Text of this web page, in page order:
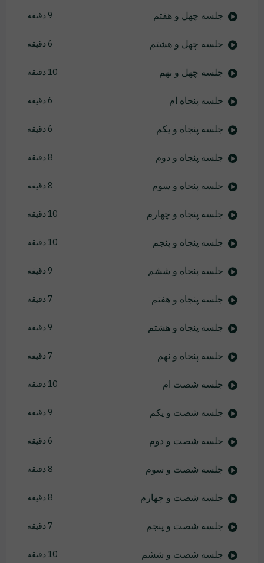
جلسه چهل و هفتم 9 دقیقه
جلسه چهل و هشتم 6 دقیقه
جلسه چهل و نهم 10 دقیقه
جلسه پنجاه ام 6 دقیقه
جلسه پنجاه و یکم 6 دقیقه
جلسه پنجاه و دوم 8 دقیقه
جلسه پنجاه و سوم 8 دقیقه
جلسه پنجاه و چهارم 10 دقیقه
جلسه پنجاه و پنجم 10 دقیقه
جلسه پنجاه و ششم 9 دقیقه
جلسه پنجاه و هفتم 7 دقیقه
جلسه پنجاه و هشتم 9 دقیقه
جلسه پنجاه و نهم 7 دقیقه
جلسه شصت ام 10 دقیقه
جلسه شصت و یکم 9 دقیقه
جلسه شصت و دوم 6 دقیقه
جلسه شصت و سوم 8 دقیقه
جلسه شصت و چهارم 8 دقیقه
جلسه شصت و پنجم 7 دقیقه
جلسه شصت و ششم 10 دقیقه